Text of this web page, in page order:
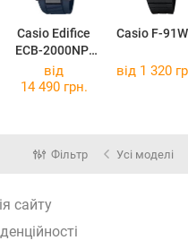
Casio Edifice
ECB-2000NP-
1A
Casio F-
від
14 490 грн.
від 1 320
Фільтр Усі моделі
сайту